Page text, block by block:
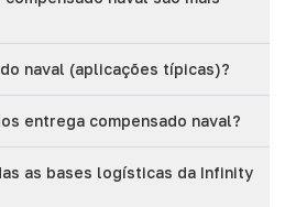
naval (aplicações típicas)?
entrega compensado naval?
as bases logísticas da Infinity